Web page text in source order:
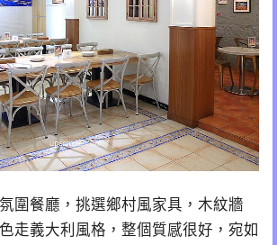
圍餐廳，挑選鄉村風家具，木紋牆
走義大利風格，整個質感很好，宛如